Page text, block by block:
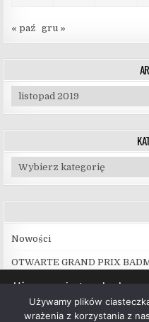
« paź gru »
Archiwa
Kategorie
Nowości
OTWARTE GRAND PRIX
Używamy ciasteczek, aby
korzystania z naszej witryny.
Więcej informacji na temat
Używamy plików
wrażenia z korzystania z